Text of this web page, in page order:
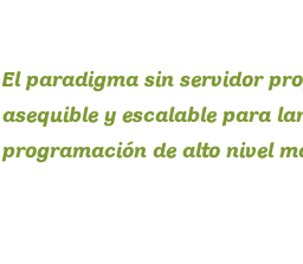
El paradigma sin servidor
asequible y escalable para
programación de alto nivel